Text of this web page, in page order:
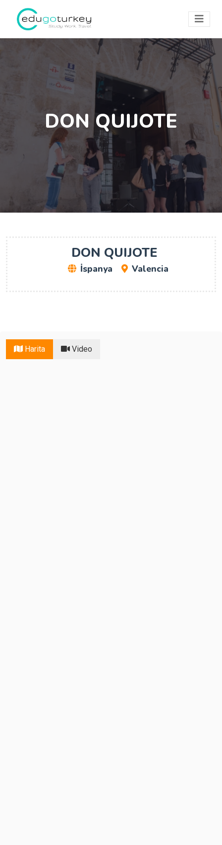
DON QUIJOTE
DON QUIJOTE
İspanya Valencia
Harita Video